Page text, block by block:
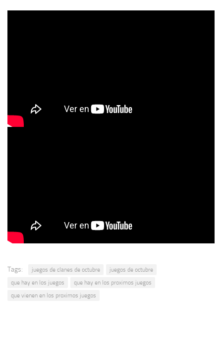
Tags: juegos de clanes de octubre
juegos de octubre
que hay en los juegos
que hay en los proximos juegos
que vienen en los proximos juegos